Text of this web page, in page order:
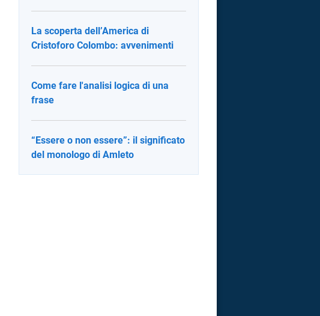
La scoperta dell’America di
Cristoforo Colombo: avvenimenti
Come fare l'analisi logica di una
frase
“Essere o non essere”: il significato
del monologo di Amleto